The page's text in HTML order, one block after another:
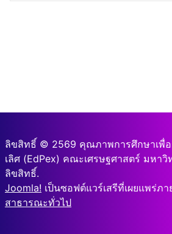
ลิขสิทธิ์ © 2569 คุณภาพการศึกษาเพื่อ
เลิศ (EdPex) คณะเศรษฐศาสตร์ มหาวิ
ลิขสิทธิ์.
Joomla! เป็นซอฟต์แวร์เสรีที่เผยแพร่ภา
สาธารณะทั่วไป